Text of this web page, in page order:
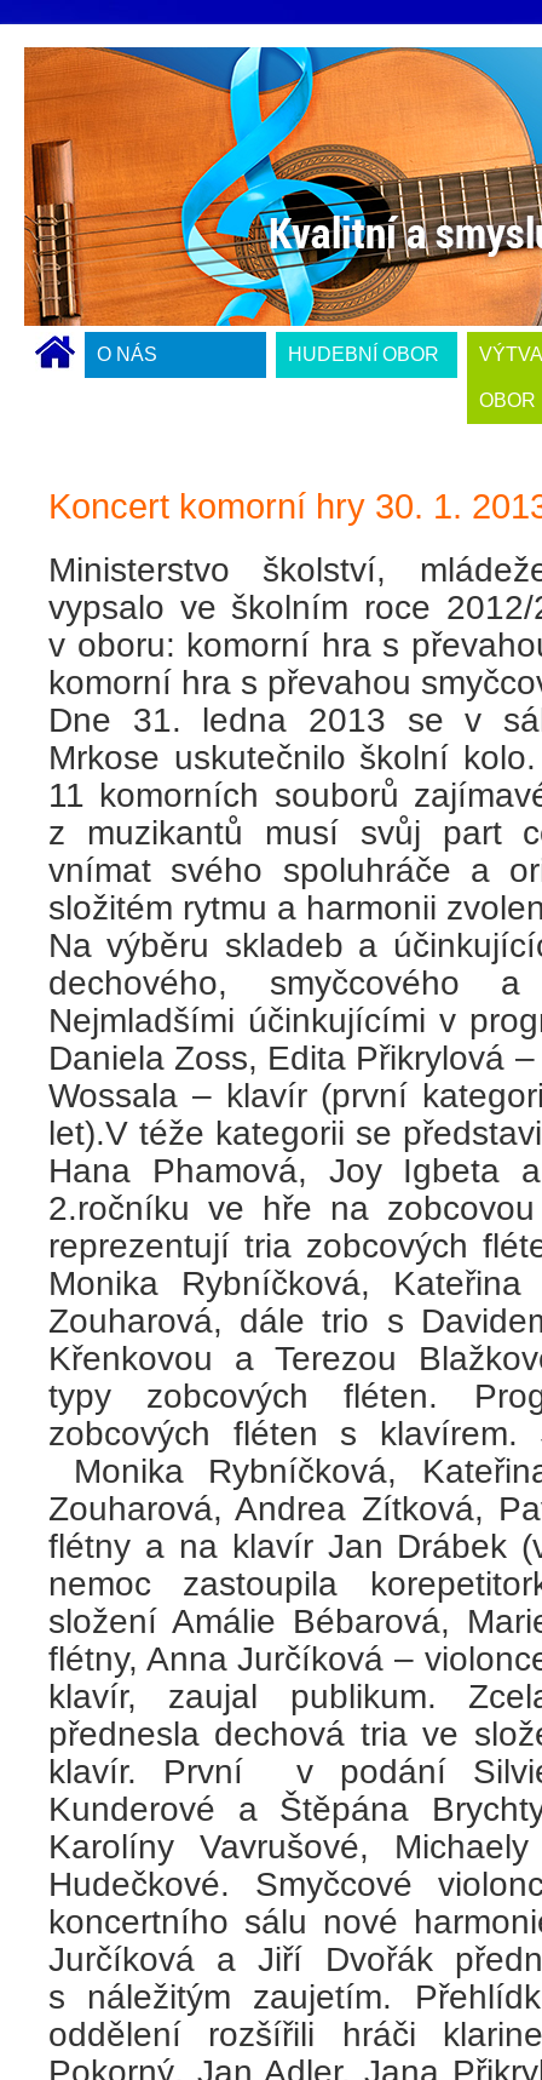
O NÁS HUDEBNÍ OBOR
OBOR
Koncert komorní hry 30. 1.
Ministerstvo školství,
vypsalo ve školním roce
v oboru: komorní hra s
komorní hra s převahou
Dne 31. ledna 2013 se v
Mrkose uskutečnilo školní
11 komorních souborů
z muzikantů musí svůj part
vnímat svého spoluhráče a
složitém rytmu a harmonii
Na výběru skladeb a
dechového, smyčcového
Nejmladšími účinkujícími v
Daniela Zoss, Edita Přikrylová
Wossala – klavír (první
let).V téže kategorii se
Hana Phamová, Joy Igbeta
2.ročníku ve hře na
reprezentují tria zobcových
Monika Rybníčková,
Zouharová, dále trio s
Křenkovou a Terezou
typy zobcových fléten.
zobcových fléten s klavírem.
Monika Rybníčková,
Zouharová, Andrea Zítková,
flétny a na klavír Jan Drábek
nemoc zastoupila
složení Amálie Bébarová,
flétny, Anna Jurčíková –
klavír, zaujal publikum.
přednesla dechová tria ve
klavír. První v podání
Kunderové a Štěpána
Karolíny Vavrušové,
Hudečkové. Smyčcové
koncertního sálu nové
Jurčíková a Jiří Dvořák
s náležitým zaujetím.
oddělení rozšířili hráči
Pokorný, Jan Adler, Jana